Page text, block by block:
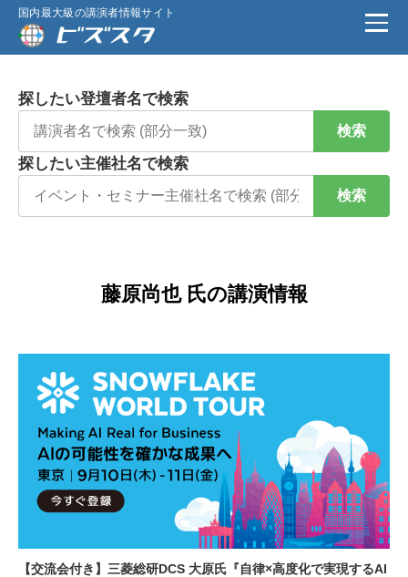
国内最大級の講演者情報サイト
探したい登壇者名で検索
検索
探したい主催社名で検索
検索
藤原尚也 氏の講演情報
【交流会付き】三菱総研DCS 大原氏『自律×高度化で実現するAI